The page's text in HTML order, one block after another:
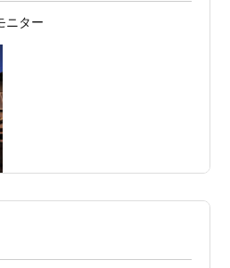
狭小地は「土地代が安い＝お
ない ―道路が狭い京都・滋賀で
ておくべき“建築費が上がる理
られていても“美しい家”はつく
べき場所・残すべき場所をどう
ザインを実現するための設計戦略
ニター
クラスの家1UP